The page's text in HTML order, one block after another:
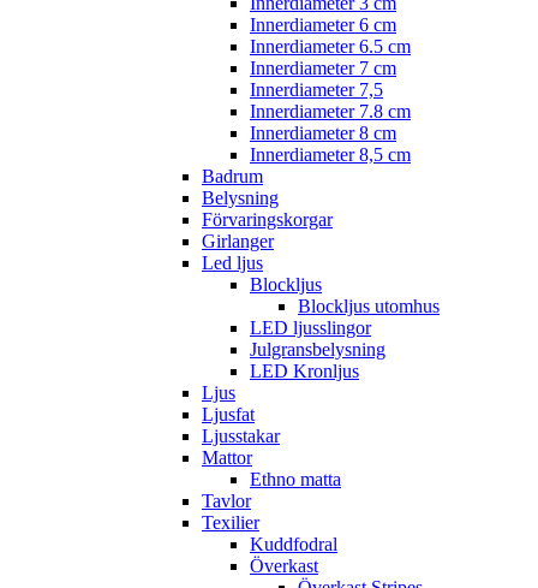
Innerdiameter 6 cm
Innerdiameter 6.5 cm
Innerdiameter 7 cm
Innerdiameter 7,5
Innerdiameter 7.8 cm
Innerdiameter 8 cm
Innerdiameter 8,5 cm
Badrum
Belysning
Förvaringskorgar
Girlanger
Led ljus
Blockljus
Blockljus utomhus
LED ljusslingor
Julgransbelysning
LED Kronljus
Ljus
Ljusfat
Ljusstakar
Mattor
Ethno matta
Tavlor
Texilier
Kuddfodral
Överkast